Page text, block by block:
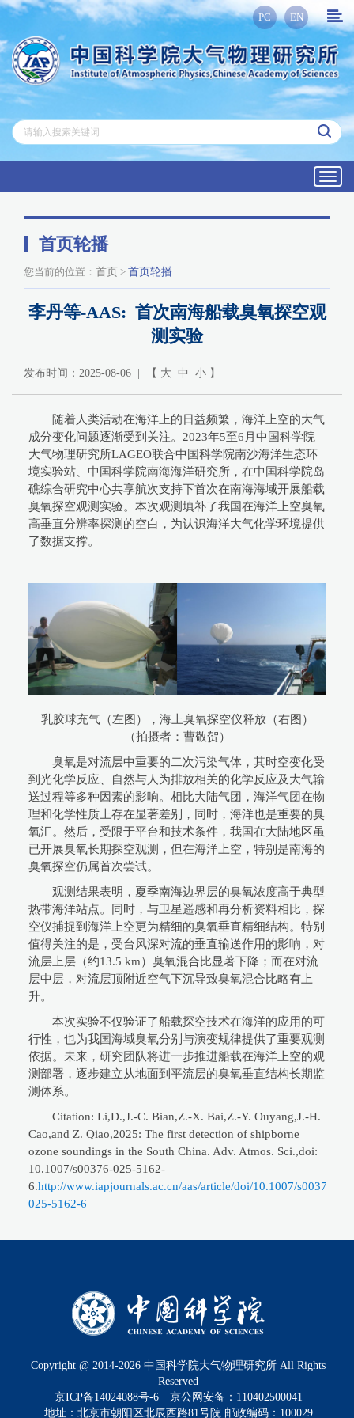
PC EN
首页轮播
您当前的位置： 首页 > 首页轮播
李丹等-AAS: 首次南海船载臭氧探空观
测实验
发布时间：2025-08-06 | 【 大 中 小 】
随着人类活动在海洋上的日益频繁，海洋上空的大气
成分变化问题逐渐受到关注。2023年5至6月中国科学院
大气物理研究所LAGEO联合中国科学院南沙海洋生态环
境实验站、中国科学院南海海洋研究所，在中国科学院岛
礁综合研究中心共享航次支持下首次在南海海域开展船载
臭氧探空观测实验。本次观测填补了我国在海洋上空臭氧
高垂直分辨率探测的空白，为认识海洋大气化学环境提供
了数据支撑。
乳胶球充气（左图），海上臭氧探空仪释放（右图）
（拍摄者：曹敬贺）
臭氧是对流层中重要的二次污染气体，其时空变化受
到光化学反应、自然与人为排放相关的化学反应及大气输
送过程等多种因素的影响。相比大陆气团，海洋气团在物
理和化学性质上存在显著差别，同时，海洋也是重要的臭
氧汇。然后，受限于平台和技术条件，我国在大陆地区虽
已开展臭氧长期探空观测，但在海洋上空，特别是南海的
臭氧探空仍属首次尝试。
观测结果表明，夏季南海边界层的臭氧浓度高于典型
热带海洋站点。同时，与卫星遥感和再分析资料相比，探
空仪捕捉到海洋上空更为精细的臭氧垂直精细结构。特别
值得关注的是，受台风深对流的垂直输送作用的影响，对
流层上层（约13.5 km）臭氧混合比显著下降；而在对流
层中层，对流层顶附近空气下沉导致臭氧混合比略有上
升。
本次实验不仅验证了船载探空技术在海洋的应用的可
行性，也为我国海域臭氧分别与演变规律提供了重要观测
依据。未来，研究团队将进一步推进船载在海洋上空的观
测部署，逐步建立从地面到平流层的臭氧垂直结构长期监
测体系。
Citation: Li,D.,J.-C. Bian,Z.-X. Bai,Z.-Y. Ouyang,J.-H.
Cao,and Z. Qiao,2025: The first detection of shipborne
ozone soundings in the South China. Adv. Atmos. Sci.,doi:
10.1007/s00376-025-5162-
6.http://www.iapjournals.ac.cn/aas/article/doi/10.1007/s00376-
025-5162-6
Copyright @ 2014-2026 中国科学院大气物理研究所 All Rights
Reserved
京ICP备14024088号-6
京公网安备：110402500041
地址：北京市朝阳区北辰西路81号院 邮政编码：100029